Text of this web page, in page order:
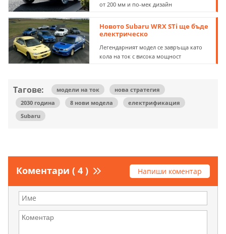
от 200 мм и по-мек дизайн
Новото Subaru WRX STi ще бъде
електрическо
Легендарният модел се завръща като
кола на ток с висока мощност
Тагове: модели на ток
нова стратегия
2030 година
8 нови модела
електрификация
Subaru
Коментари ( 4 ) Напиши коментар